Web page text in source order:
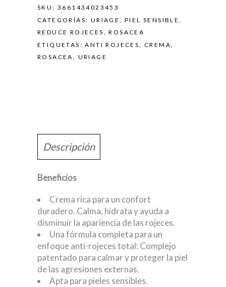
SKU: 3661434023453
CATEGORÍAS: URIAGE,PIEL SENSIBLE,
REDUCE ROJECES ,ROSACEA
ETIQUETAS:ANTI ROJECES,CREMA,
ROSACEA , URIAGE
Descripción
Beneficios
Crema rica para un confort
duradero. Calma, hidrata y ayuda a
disminuir la apariencia de las rojeces.
Una fórmula completa para un
enfoque anti-rojeces total: Complejo
patentado para calmar y proteger la piel
de las agresiones externas.
Apta para pieles sensibles.